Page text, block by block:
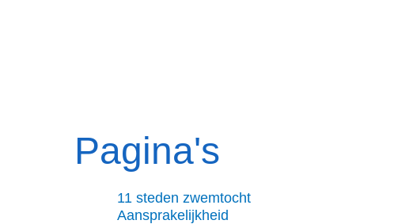
Pagina's
11 steden zwemtocht
Aansprakelijkheid